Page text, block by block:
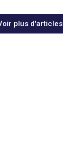
plus d'articles